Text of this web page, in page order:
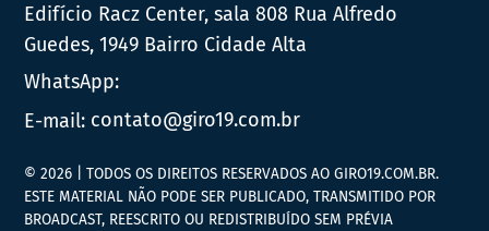
Edifício Racz Center, sala 808 Rua Alfredo
Guedes, 1949 Bairro Cidade Alta
WhatsApp:
E-mail: contato@giro19.com.br
© 2026 | TODOS OS DIREITOS RESERVADOS AO GIRO19.COM.BR.
ESTE MATERIAL NÃO PODE SER PUBLICADO, TRANSMITIDO POR
BROADCAST, REESCRITO OU REDISTRIBUÍDO SEM PRÉVIA